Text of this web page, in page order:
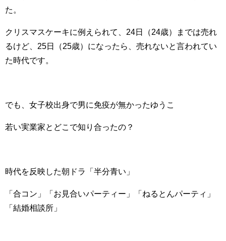
た。
クリスマスケーキに例えられて、24日（24歳）までは売れ
るけど、25日（25歳）になったら、売れないと言われてい
た時代です。
でも、女子校出身で男に免疫が無かったゆうこ
若い実業家とどこで知り合ったの？
時代を反映した朝ドラ「半分青い」
「合コン」「お見合いパーティー」「ねるとんパーティ」
「結婚相談所」